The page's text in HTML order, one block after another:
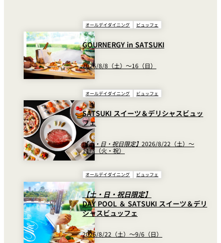
River Terrace
個室のあるレ
ストラン
ご案内
レストランキ
ッシュレス決
済のご案内
メールマガジ
ン"Letter
OTANI"ご登録
フォーム
オールデイダイニング ビュッフェ
GOURNERGY in SATSUKI
2026/8/8（土）～16（日）
オールデイダイニング ビュッフェ
SATSUKI スイーツ＆デリシャスビュッ
フェ
【土・日・祝日限定】 2026/8/22（土）～
11/3（火・祝）
オールデイダイニング ビュッフェ
【土・日・祝日限定】
DAY POOL ＆ SATSUKI スイーツ＆デリ
シャスビュッフェ
2026/8/22（土）～9/6（日）